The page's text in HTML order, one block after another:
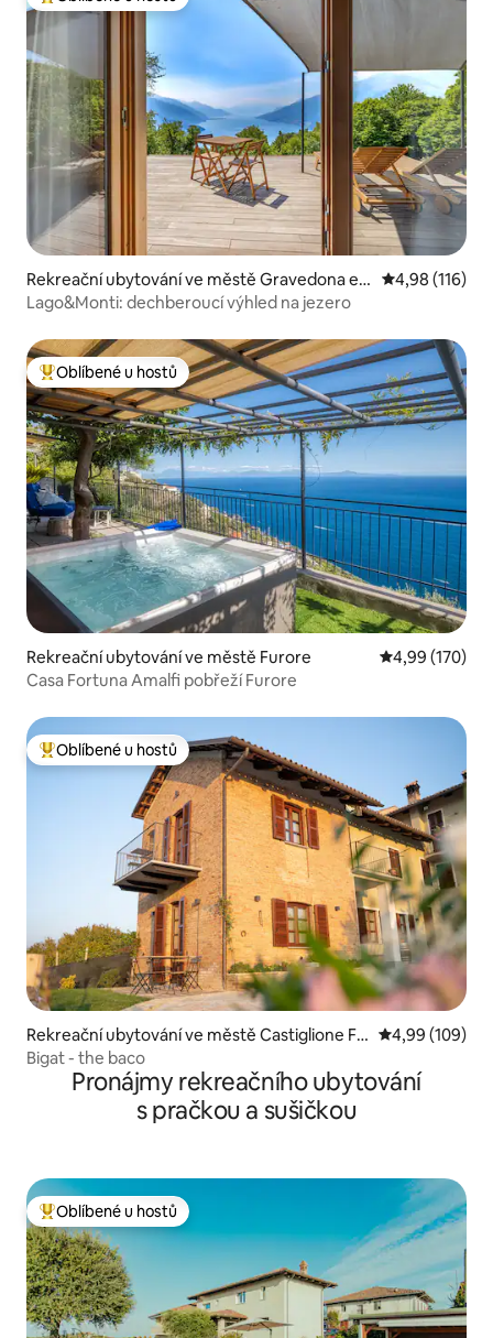
Nejlepší v kategorii Oblíbené u hostů
Rekreační ubytování ve městě Gravedona ed
Uniti
Průměrné
4,98 (116)
Lago&Monti: dechberoucí výhled na jezero
Nejlepší v kategorii Oblíbené u hostů
Oblíbené u hostů
Rekreační ubytování ve městě Furore Průměrné
4,99 (170)
Casa Fortuna Amalfi pobřeží Furore
Nejlepší v kategorii Oblíbené u hostů
Oblíbené u hostů
Rekreační ubytování ve městě Castiglione Fal
letto
Průměrné
4,99 (109)
Bigat - the baco
Pronájmy rekreačního ubytování
s pračkou a sušičkou
Nejlepší v kategorii Oblíbené u hostů
Oblíbené u hostů